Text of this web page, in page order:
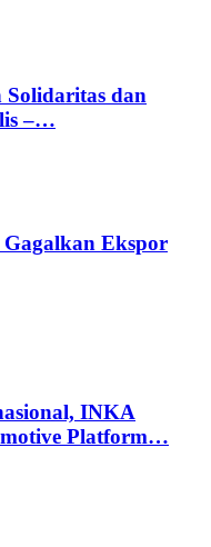
Solidaritas dan
–…
Ekspor
INKA
Platform…